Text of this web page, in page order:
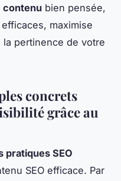
contenu bien pensée,
efficaces, maximise
pertinence de votre
concrets
grâce au
pratiques SEO
SEO efficace. Par